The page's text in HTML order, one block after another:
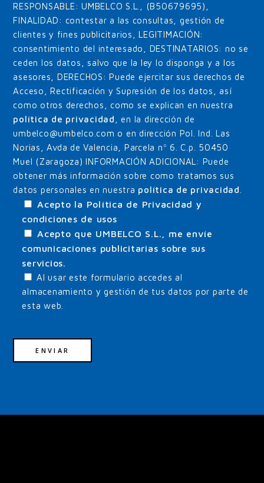
RESPONSABLE: UMBELCO S.L., (B50679695),
FINALIDAD: contestar a las consultas, gestión de
clientes y fines publicitarios, LEGITIMACIÓN:
consentimiento del interesado, DESTINATARIOS: no se
ceden los datos, salvo que la ley lo disponga y a los
asesores, DERECHOS: Puede ejercitar sus derechos de
Acceso, Rectificación y Supresión de los datos, así
como otros derechos, como se explican en nuestra
política de privacidad
, en la dirección de
umbelco@umbelco.com o en dirección Pol. Ind. Las
Norias, Avda de Valencia, Parcela nº 6. C.p. 50450
Muel (Zaragoza) INFORMACIÓN ADICIONAL: Puede
obtener más información sobre como tratamos sus
datos personales en nuestra política de privacidad
Acepto la Política de Privacidad y
condiciones de usos
Acepto que UMBELCO S.L., me envíe
comunicaciones publicitarias sobre sus
servicios.
Al usar este formulario accedes al
almacenamiento y gestión de tus datos por parte de
esta web.